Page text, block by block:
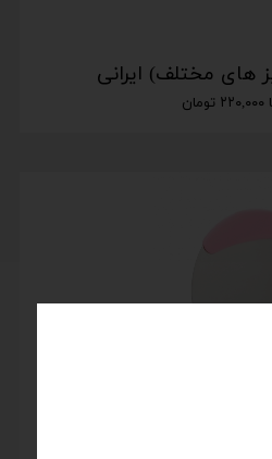
های مختلف) ایرانی